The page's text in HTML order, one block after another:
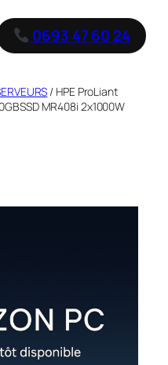
0693 47 60 24
/ HPE ProLiant
MR408i 2x1000W